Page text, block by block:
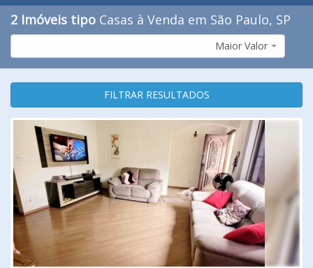
2 Imóveis tipo Casas à Venda em São Paulo, SP
Maior Valor
FILTRAR RESULTADOS